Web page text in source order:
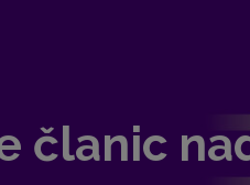
članic